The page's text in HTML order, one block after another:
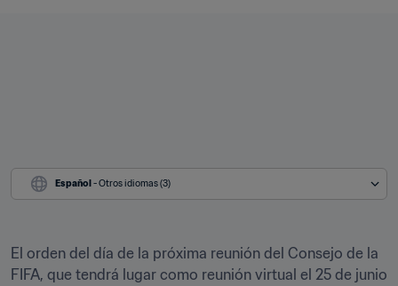
Español - Otros idiomas (3)
El orden del día de la próxima reunión del Consejo de la
FIFA, que tendrá lugar como reunión virtual el 25 de junio